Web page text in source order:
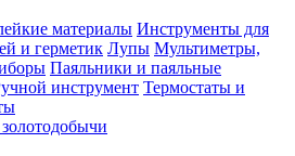
материалы Инструменты для
и герметик Лупы Мультиметры,
Паяльники и паяльные
инструмент Термостаты и